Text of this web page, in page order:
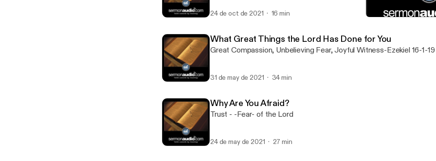
24 de oct de 2021 16 min
What Great Things the Lord Has Done for You
Great Compassion, Unbelieving Fear, Joyful Witness-Ezekiel 16-1-19
31 de may de 2021 34 min
Why Are You Afraid?
Trust - -Fear- of the Lord
24 de may de 2021 27 min